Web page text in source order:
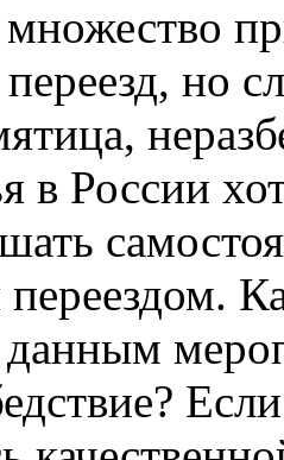
но
в России
данным